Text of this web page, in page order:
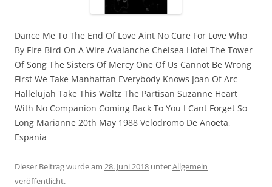
Dance Me To The End Of Love Aint No Cure For Love Who
By Fire Bird On A Wire Avalanche Chelsea Hotel The Tower
Of Song The Sisters Of Mercy One Of Us Cannot Be Wrong
First We Take Manhattan Everybody Knows Joan Of Arc
Hallelujah Take This Waltz The Partisan Suzanne Heart
With No Companion Coming Back To You I Cant Forget So
Long Marianne 20th May 1988 Velodromo De Anoeta,
Espania
Dieser Beitrag wurde am 28. Juni 2018 unterAllgemein
veröffentlicht.